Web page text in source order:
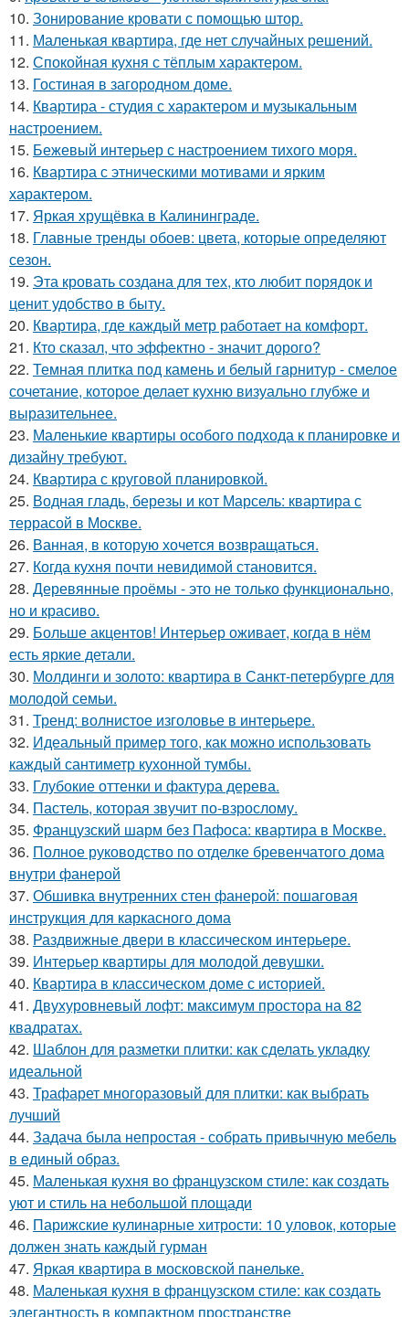
10. Зонирование кровати с помощью штор.
11. Маленькая квартира, где нет случайных решений.
12. Спокойная кухня с тёплым характером.
13. Гостиная в загородном доме.
14. Квартира - студия с характером и музыкальным
настроением.
15. Бежевый интерьер с настроением тихого моря.
16. Квартира с этническими мотивами и ярким
характером.
17. Яркая хрущёвка в Калининграде.
18. Главные тренды обоев: цвета, которые определяют
сезон.
19. Эта кровать создана для тех, кто любит порядок и
ценит удобство в быту.
20. Квартира, где каждый метр работает на комфорт.
21. Кто сказал, что эффектно - значит дорого?
22. Темная плитка под камень и белый гарнитур - смелое
сочетание, которое делает кухню визуально глубже и
выразительнее.
23. Маленькие квартиры особого подхода к планировке и
дизайну требуют.
24. Квартира с круговой планировкой.
25. Водная гладь, березы и кот Марсель: квартира с
террасой в Москве.
26. Ванная, в которую хочется возвращаться.
27. Когда кухня почти невидимой становится.
28. Деревянные проёмы - это не только функционально,
но и красиво.
29. Больше акцентов! Интерьер оживает, когда в нём
есть яркие детали.
30. Молдинги и золото: квартира в Санкт-петербурге для
молодой семьи.
31. Тренд: волнистое изголовье в интерьере.
32. Идеальный пример того, как можно использовать
каждый сантиметр кухонной тумбы.
33. Глубокие оттенки и фактура дерева.
34. Пастель, которая звучит по-взрослому.
35. Французский шарм без Пафоса: квартира в Москве.
36. Полное руководство по отделке бревенчатого дома
внутри фанерой
37. Обшивка внутренних стен фанерой: пошаговая
инструкция для каркасного дома
38. Раздвижные двери в классическом интерьере.
39. Интерьер квартиры для молодой девушки.
40. Квартира в классическом доме с историей.
41. Двухуровневый лофт: максимум простора на 82
квадратах.
42. Шаблон для разметки плитки: как сделать укладку
идеальной
43. Трафарет многоразовый для плитки: как выбрать
лучший
44. Задача была непростая - собрать привычную мебель
в единый образ.
45. Маленькая кухня во французском стиле: как создать
уют и стиль на небольшой площади
46. Парижские кулинарные хитрости: 10 уловок, которые
должен знать каждый гурман
47. Яркая квартира в московской панельке.
48. Маленькая кухня в французском стиле: как создать
элегантность в компактном пространстве